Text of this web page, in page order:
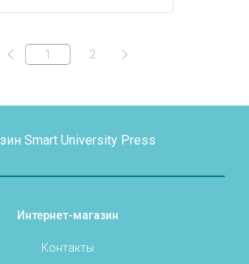
1 2
Smart University Press
Интернет-магазин
Контакты